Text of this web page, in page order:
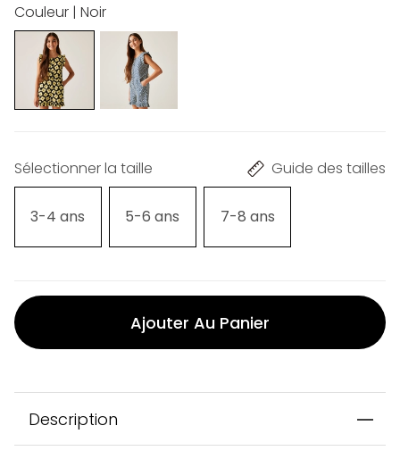
Couleur | Noir
Sélectionner la taille Guide des tailles
3-4 ans 5-6 ans 7-8 ans
Ajouter Au Panier
Description